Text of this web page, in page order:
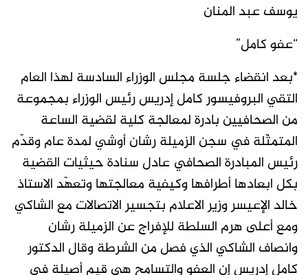
يوسف عبد المنان
“عفو كامل”
*بعد انقضاء جلسة مجلس الوزراء السادسة لهذا العام
التقي البروفيسور كامل إدريس رئيس الوزراء بمجموعة
من الصحافيين بادرة لمعالجة كلية لقضية الساعة
المتمثّلة في سجن الزميلة رشان أوشي لمدة عام وقدّم
رئيس المبادرة الصحافي عادل سنادة حيثيات القضية
بكل ابعادها أطرافها وكيفية معالجتها وتعهّد الاستاذ
خالد الإعيسر وزير الاعلام بتجسير الاتصالات مع الشاكي
ومع أعلى هرم السلطة للإفراج عن الزميلة رشان
وانصاف الشاكي الذي فصل من الشرطة وقال الدكتور
كامل إدريس إن العفو والتسامح هي قيم أصيلة في